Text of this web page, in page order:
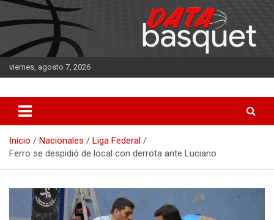
Saltar
al
contenido
viernes, agosto 7, 2026
DATA Basquet
Inicio Nacionales
Liga Federal
Ferro se despidió de local con derrota ante Luciano